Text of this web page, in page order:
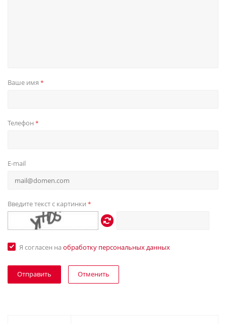
Ваше имя *
Телефон *
E-mail
Введите текст с картинки *
Я согласен на обработку персональных данных
Отменить